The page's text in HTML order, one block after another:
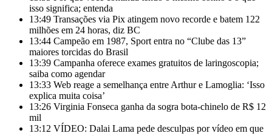
isso significa; entenda
13:49 Transações via Pix atingem novo recorde e batem 122
milhões em 24 horas, diz BC
13:44 Campeão em 1987, Sport entra no “Clube das 13”
maiores torcidas do Brasil
13:39 Campanha oferece exames gratuitos de laringoscopia;
saiba como agendar
13:33 Web reage a semelhança entre Arthur e Lamoglia: ‘Isso
explica muita coisa’
13:26 Virginia Fonseca ganha da sogra bota-chinelo de R$ 12
mil
13:12 VÍDEO: Dalai Lama pede desculpas por vídeo em que